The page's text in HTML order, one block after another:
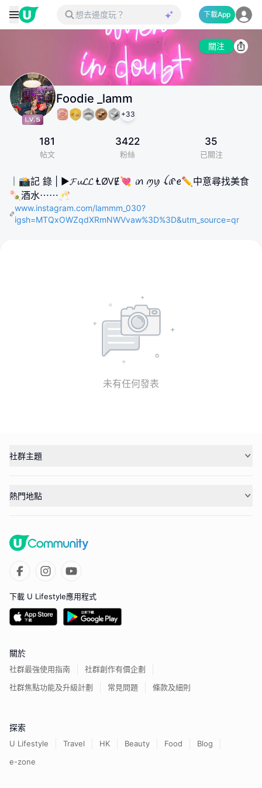
下載App
關注
Foodie _lamm
+33
181
帖文
3422
粉絲
35
已關注
｜📸記 錄 | ▶️𝓕𝓾𝓛𝓛 ⱠØVɆ💘 𝓲​ꪀ​ ꪑ​ꪗ​ ꪶ​𝓲​ᠻ​ꫀ​ ✏️中意尋找美食
🍡酒水⋯⋯🥂
www.instagram.com/lammm_030?
igsh=MTQxOWZqdXRmNWVvaw%3D%3D&utm_source=qr
未有任何發表
社群主題
熱門地點
下載 U Lifestyle應用程式
關於
社群最強使用指南
社群創作有價企劃
社群焦點功能及升級計劃
常見問題 條款及細則
探索
U Lifestyle Travel HK Beauty Food
Blog
e-zone